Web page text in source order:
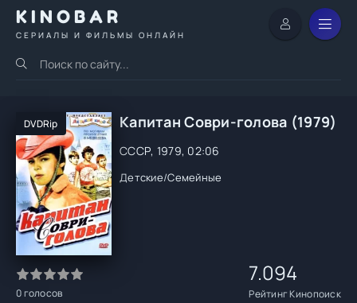
KINOBAR
СЕРИАЛЫ И ФИЛЬМЫ ОНЛАЙН
DVDRip Капитан Соври-голова (1979)
СССР, 1979, 02:06
Детские/Семейные
0голосов
7.094
Рейтинг Кинопоиск